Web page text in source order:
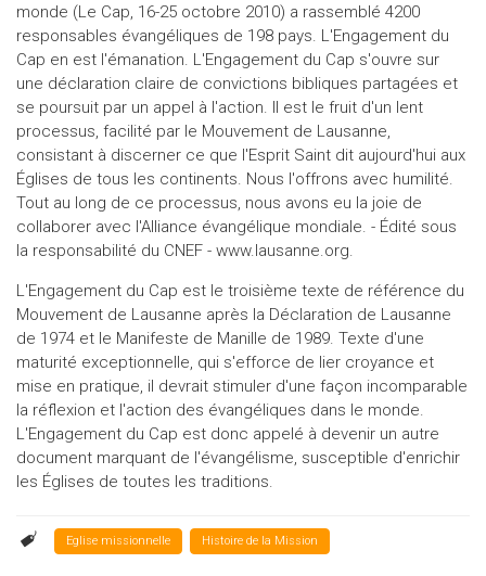
monde (Le Cap, 16-25 octobre 2010) a rassemblé 4200
responsables évangéliques de 198 pays. L'Engagement du
Cap en est l'émanation. L'Engagement du Cap s'ouvre sur
une déclaration claire de convictions bibliques partagées et
se poursuit par un appel à l'action. Il est le fruit d'un lent
processus, facilité par le Mouvement de Lausanne,
consistant à discerner ce que l'Esprit Saint dit aujourd'hui aux
Églises de tous les continents. Nous l'offrons avec humilité.
Tout au long de ce processus, nous avons eu la joie de
collaborer avec l'Alliance évangélique mondiale. - Édité sous
la responsabilité du CNEF - www.lausanne.org.
L'Engagement du Cap est le troisième texte de référence du
Mouvement de Lausanne après la Déclaration de Lausanne
de 1974 et le Manifeste de Manille de 1989. Texte d'une
maturité exceptionnelle, qui s'efforce de lier croyance et
mise en pratique, il devrait stimuler d'une façon incomparable
la réflexion et l'action des évangéliques dans le monde.
L'Engagement du Cap est donc appelé à devenir un autre
document marquant de l'évangélisme, susceptible d'enrichir
les Églises de toutes les traditions.
Eglise missionnelle Histoire de la Mission